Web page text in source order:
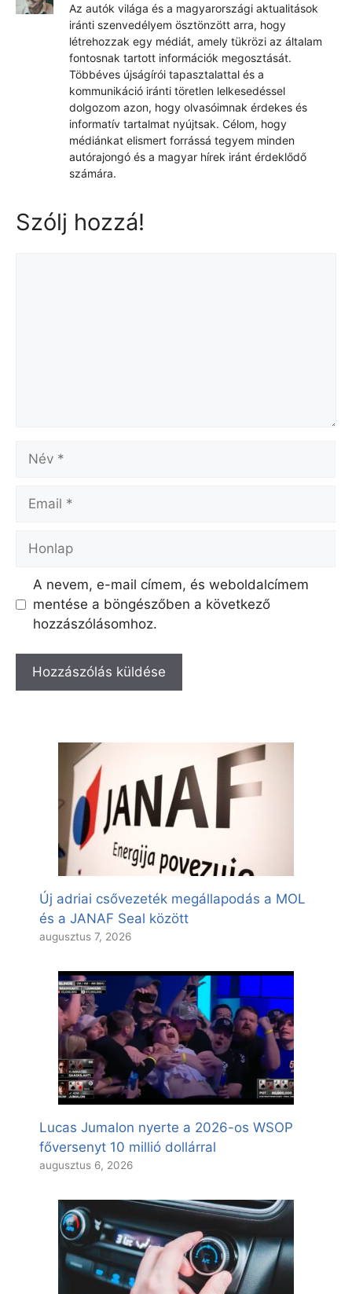
Az autók világa és a magyarországi aktualitások
iránti szenvedélyem ösztönzött arra, hogy
létrehozzak egy médiát, amely tükrözi az általam
fontosnak tartott információk megosztását.
Többéves újságírói tapasztalattal és a
kommunikáció iránti töretlen lelkesedéssel
dolgozom azon, hogy olvasóimnak érdekes és
informatív tartalmat nyújtsak. Célom, hogy
médiánkat elismert forrássá tegyem minden
autórajongó és a magyar hírek iránt érdeklődő
számára.
Szólj hozzá!
A nevem, e-mail címem, és weboldalcímem
mentése a böngészőben a következő
hozzászólásomhoz.
Új adriai csővezeték megállapodás a MOL
és a JANAF Seal között
augusztus 7, 2026
Lucas Jumalon nyerte a 2026-os WSOP
főversenyt 10 millió dollárral
augusztus 6, 2026